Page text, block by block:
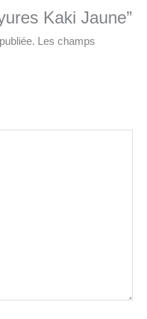
Kaki Jaune”
Les champs